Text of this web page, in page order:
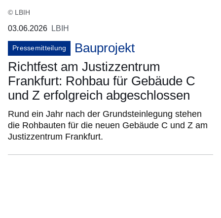
© LBIH
03.06.2026 LBIH
Pressemitteilung
Bauprojekt
Richtfest am Justizzentrum
Frankfurt: Rohbau für Gebäude C
und Z erfolgreich abgeschlossen
Rund ein Jahr nach der Grundsteinlegung stehen
die Rohbauten für die neuen Gebäude C und Z am
Justizzentrum Frankfurt.